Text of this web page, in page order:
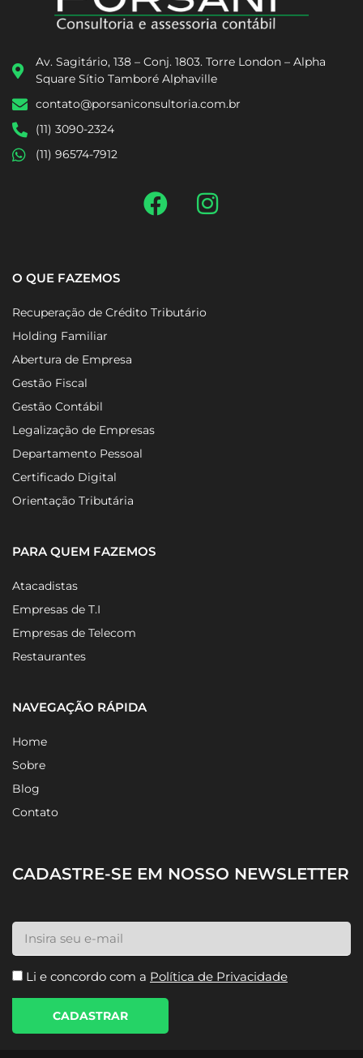
Av. Sagitário, 138 – Conj. 1803. Torre London – Alpha
Square Sítio Tamboré Alphaville
contato@porsaniconsultoria.com.br
(11) 3090-2324
(11) 96574-7912
O QUE FAZEMOS
Recuperação de Crédito Tributário
Holding Familiar
Abertura de Empresa
Gestão Fiscal
Gestão Contábil
Legalização de Empresas
Departamento Pessoal
Certificado Digital
Orientação Tributária
PARA QUEM FAZEMOS
Atacadistas
Empresas de T.I
Empresas de Telecom
Restaurantes
NAVEGAÇÃO RÁPIDA
Home
Sobre
Blog
Contato
CADASTRE-SE EM NOSSO NEWSLETTER
Li e concordo com a Política de Privacidade
CADASTRAR